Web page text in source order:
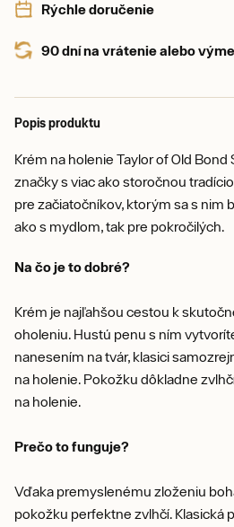
Rýchle doručenie
90 dní na vrátenie alebo
Popis produktu
Krém na holenie Taylor of Old
značky s viac ako storočnou
pre začiatočníkov, ktorým sa s nim
ako s mydlom, tak pre pokročilých.
Na čo je to dobré?
Krém je najľahšou cestou k
oholeniu. Hustú penu s ním
nanesením na tvár, klasici
na holenie. Pokožku dôkladne
na holenie.
Prečo to funguje?
Vďaka premyslenému zloženiu
pokožku perfektne zvlhčí. Klasická